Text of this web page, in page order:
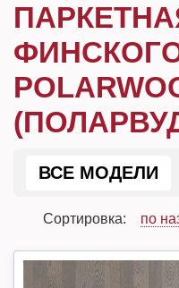
ВСЕ МОДЕЛИ
Сортировка: по